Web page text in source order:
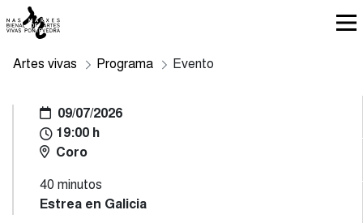
Artes vivas Programa Evento
09/07/2026
19:00 h
Coro
40 minutos
Estrea en Galicia